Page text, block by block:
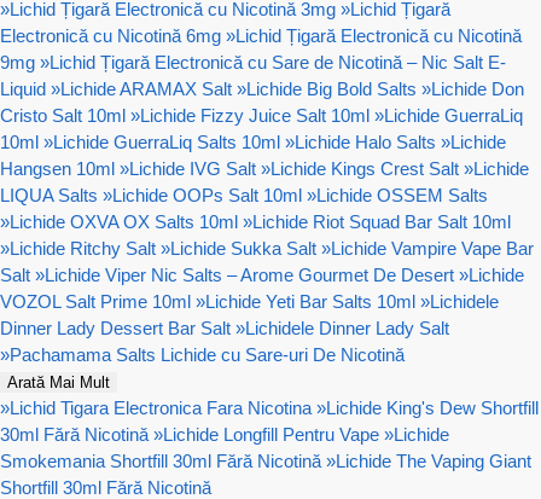
»Lichid Țigară Electronică cu Nicotină 3mg »Lichid Țigară
Electronică cu Nicotină 6mg »Lichid Țigară Electronică cu Nicotină
9mg »Lichid Țigară Electronică cu Sare de Nicotină – Nic Salt E-
Liquid »Lichide ARAMAX Salt »Lichide Big Bold Salts »Lichide Don
Cristo Salt 10ml »Lichide Fizzy Juice Salt 10ml »Lichide GuerraLiq
10ml »Lichide GuerraLiq Salts 10ml »Lichide Halo Salts »Lichide
Hangsen 10ml »Lichide IVG Salt »Lichide Kings Crest Salt »Lichide
LIQUA Salts »Lichide OOPs Salt 10ml »Lichide OSSEM Salts
»Lichide OXVA OX Salts 10ml »Lichide Riot Squad Bar Salt 10ml
»Lichide Ritchy Salt »Lichide Sukka Salt »Lichide Vampire Vape Bar
Salt »Lichide Viper Nic Salts – Arome Gourmet De Desert »Lichide
VOZOL Salt Prime 10ml »Lichide Yeti Bar Salts 10ml »Lichidele
Dinner Lady Dessert Bar Salt »Lichidele Dinner Lady Salt
»Pachamama Salts Lichide cu Sare-uri De Nicotină
Arată Mai Mult
»Lichid Tigara Electronica Fara Nicotina »Lichide King's Dew Shortfill
30ml Fără Nicotină »Lichide Longfill Pentru Vape »Lichide
Smokemania Shortfill 30ml Fără Nicotină »Lichide The Vaping Giant
Shortfill 30ml Fără Nicotină